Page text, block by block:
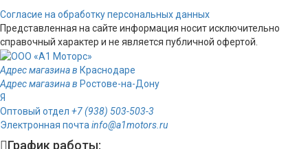
Согласие на обработку персональных данных
Представленная на сайте информация носит исключительно
справочный характер и не является публичной офертой.
Адрес магазина в Краснодаре
Адрес магазина в Ростове-на-Дону
Я
Оптовый отдел +7 (938) 503-503-3
Электронная почта info@a1motors.ru
График работы: